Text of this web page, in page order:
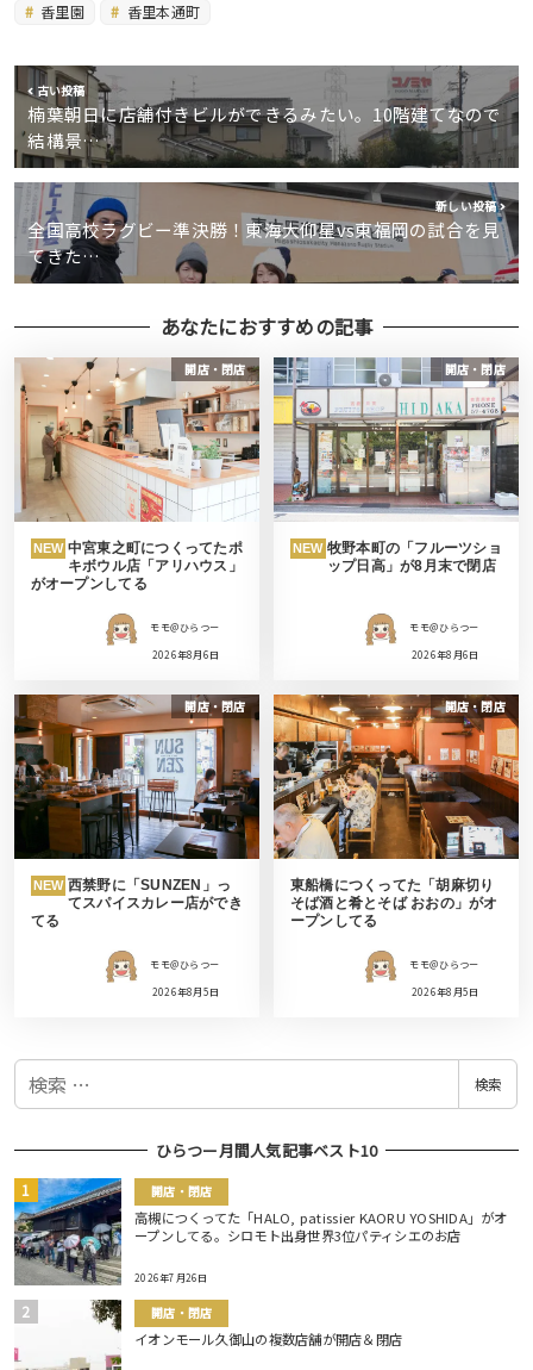
香里園
香里本通町
古い投稿
楠葉朝日に店舗付きビルができるみたい。10階建てなので
結構景…
新しい投稿
全国高校ラグビー準決勝！東海大仰星vs東福岡の試合を見
てきた…
あなたにおすすめの記事
開店・閉店
NEW 中宮東之町につくってたポ
キボウル店「アリハウス」
がオープンしてる
モモ＠ひらつー
2026年8月6日
開店・閉店
NEW 牧野本町の「フルーツショ
ップ日高」が8月末で閉店
モモ＠ひらつー
2026年8月6日
開店・閉店
NEW 西禁野に「SUNZEN」っ
てスパイスカレー店ができ
てる
モモ＠ひらつー
2026年8月5日
開店・閉店
東船橋につくってた「胡麻切り
そば酒と肴とそば おおの」がオ
ープンしてる
モモ＠ひらつー
2026年8月5日
検
検索
ひらつー月間人気記事ベスト10
開店・閉店
高槻につくってた「HALO, patissier KAORU YOSHIDA」がオ
ープンしてる。シロモト出身世界3位パティシエのお店
2026年7月26日
開店・閉店
イオンモール久御山の複数店舗が開店＆閉店